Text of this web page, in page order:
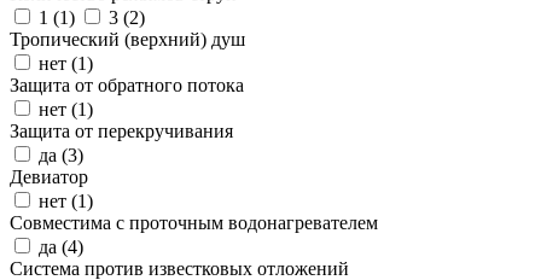
1 (1) 3 (2)
Тропический (верхний) душ
нет (1)
Защита от обратного потока
нет (1)
Защита от перекручивания
да (3)
Девиатор
нет (1)
Совместима с проточным водонагревателем
да (4)
Система против известковых отложений